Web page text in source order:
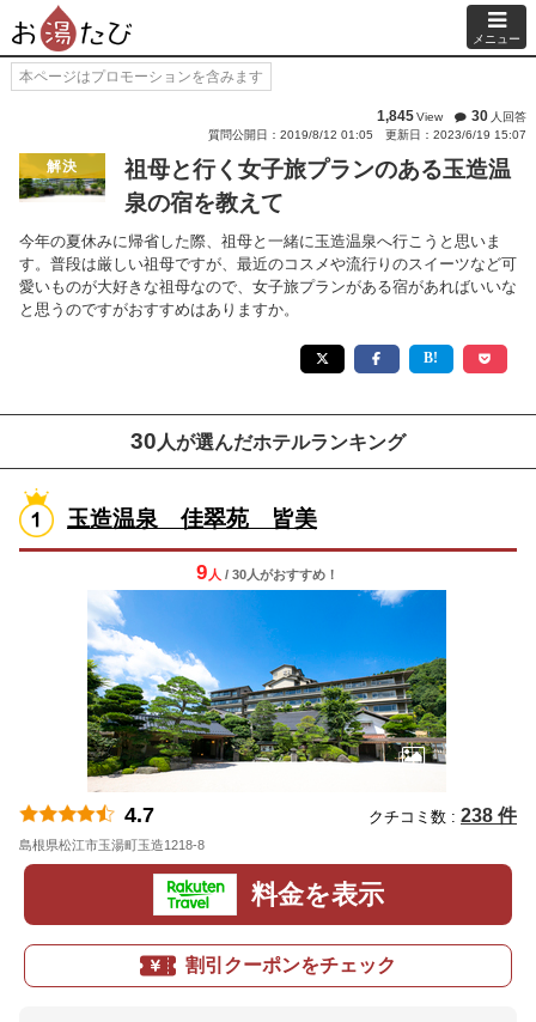
メニュー
本ページはプロモーションを含みます
1,845View 30 人回答
質問公開日：2019/8/12 01:05
更新日：2023/6/19 15:07
解決
祖母と行く女子旅プランのある玉造温
泉の宿を教えて
今年の夏休みに帰省した際、祖母と一緒に玉造温泉へ行こうと思いま
す。普段は厳しい祖母ですが、最近のコスメや流行りのスイーツなど可
愛いものが大好きな祖母なので、女子旅プランがある宿があればいいな
と思うのですがおすすめはありますか。
30 人が選んだホテルランキング
玉造温泉 佳翠苑 皆美
9 人 / 30人がおすすめ！
4.7 クチコミ数 : 238 件
島根県松江市玉湯町玉造1218-8
料金を表示
割引クーポンをチェック